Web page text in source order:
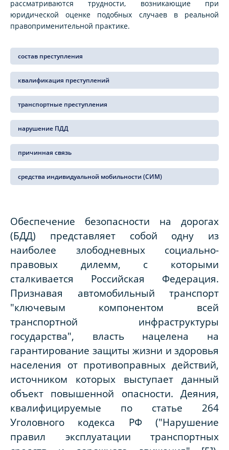
рассматриваются трудности, возникающие при
юридической оценке подобных случаев в реальной
правоприменительной практике.
состав преступления
квалификация преступлений
транспортные преступления
нарушение ПДД
причинная связь
средства индивидуальной мобильности (СИМ)
Обеспечение безопасности на дорогах
(БДД) представляет собой одну из
наиболее злободневных социально-
правовых дилемм, с которыми
сталкивается Российская Федерация.
Признавая автомобильный транспорт
"ключевым компонентом всей
транспортной инфраструктуры
государства", власть нацелена на
гарантирование защиты жизни и здоровья
населения от противоправных действий,
источником которых выступает данный
объект повышенной опасности. Деяния,
квалифицируемые по статье 264
Уголовного кодекса РФ ("Нарушение
правил эксплуатации транспортных